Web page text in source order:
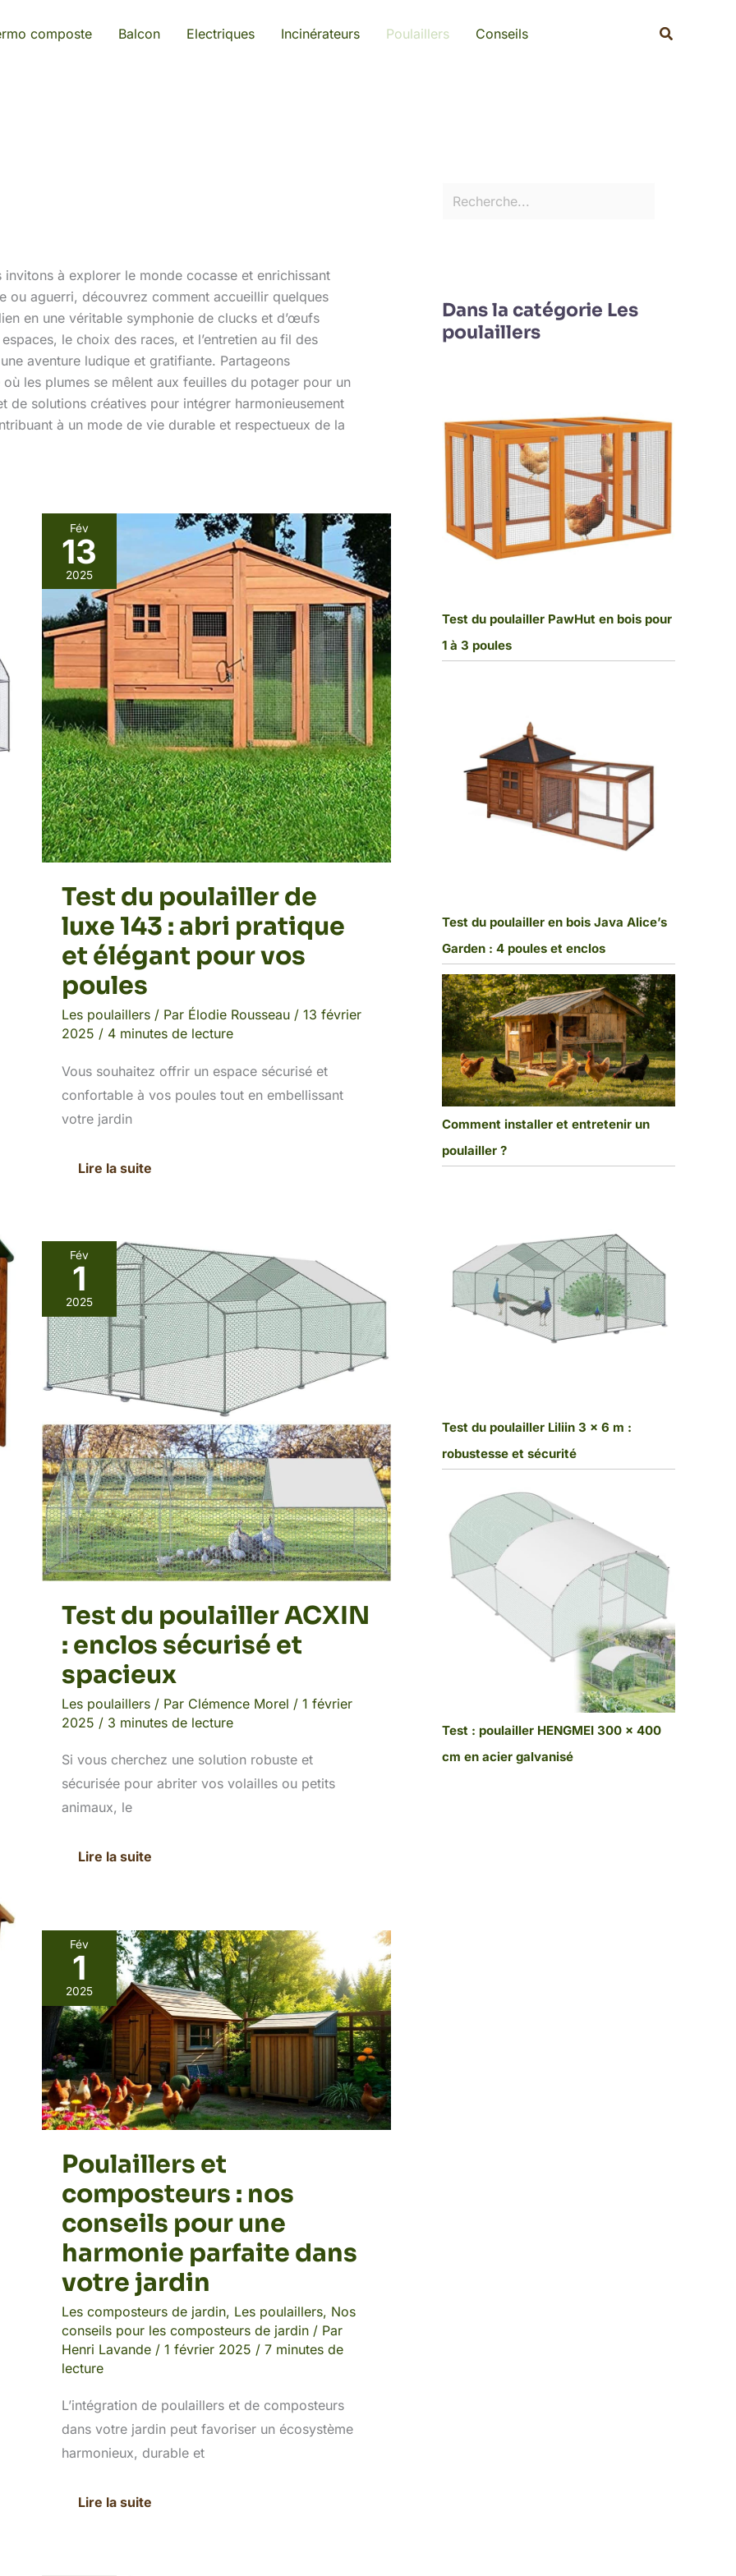
composte Balcon Electriques Incinérateurs Poulaillers Conseils
à explorer le monde cocasse et enrichissant
ou aguerri, découvrez comment accueillir quelques
en une véritable symphonie de clucks et d’œufs
le choix des races, et l’entretien au fil des
aventure ludique et gratifiante. Partageons
les plumes se mêlent aux feuilles du potager pour un
de solutions créatives pour intégrer harmonieusement
à un mode de vie durable et respectueux de la
Fév
13
2025
Test du poulailler de
luxe 143 : abri pratique
et élégant pour vos
poules
Les poulaillers / Par Élodie Rousseau / 13 février
2025 / 4 minutes de lecture
Vous souhaitez offrir un espace sécurisé et
confortable à vos poules tout en embellissant
votre jardin
Test
du
poulailler
de
luxe
143
:
abri
pratique
et
élégant
pour
vos
poules
Lire la suite
Fév
1
2025
Test du poulailler ACXIN
: enclos sécurisé et
spacieux
Les poulaillers / Par Clémence Morel / 1 février
2025 / 3 minutes de lecture
Si vous cherchez une solution robuste et
sécurisée pour abriter vos volailles ou petits
animaux, le
Test
du
poulailler
ACXIN
:
enclos
sécurisé
et
Lire la suite
Fév
1
2025
Poulaillers et
composteurs : nos
conseils pour une
harmonie parfaite dans
votre jardin
Les composteurs de jardin, Les poulaillers, Nos
conseils pour les composteurs de jardin / Par
Henri Lavande / 1 février 2025 / 7 minutes de
lecture
L’intégration de poulaillers et de composteurs
dans votre jardin peut favoriser un écosystème
harmonieux, durable et
Poulaillers
et
composteurs
:
nos
conseils
pour
une
harmonie
parfaite
votre
jardin
Lire la suite
Dans la catégorie Les
poulaillers
Test du poulailler PawHut en bois pour
1 à 3 poules
Test du poulailler en bois Java Alice’s
Garden : 4 poules et enclos
Comment installer et entretenir un
poulailler ?
Test du poulailler Liliin 3 x 6 m :
robustesse et sécurité
Test : poulailler HENGMEI 300 x 400
cm en acier galvanisé